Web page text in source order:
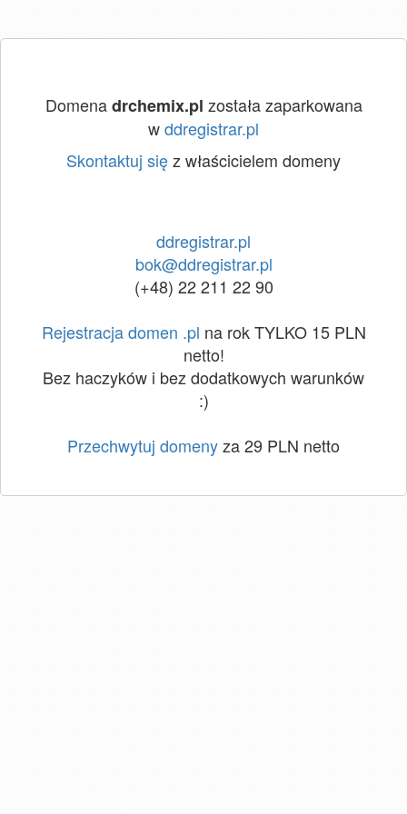
Domenadrchemix.pl została zaparkowana
wddregistrar.pl
Skontaktuj sięz właścicielem domeny
ddregistrar.pl
bok@ddregistrar.pl
(+48) 22 211 22 90
Rejestracja domen .pl na rok TYLKO 15 PLN
netto!
Bez haczyków i bez dodatkowych warunków
:)
Przechwytuj domenyza 29 PLN netto